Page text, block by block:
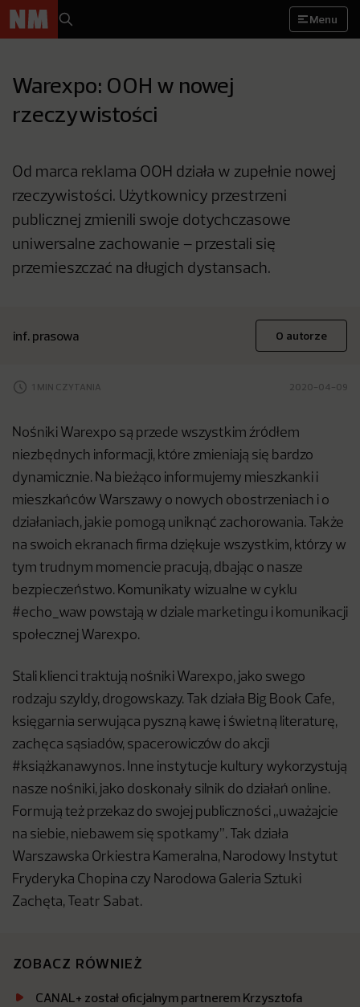
Menu
Warexpo: OOH w nowej
rzeczywistości
Od marca reklama OOH działa w zupełnie nowej
rzeczywistości. Użytkownicy przestrzeni
publicznej zmienili swoje dotychczasowe
uniwersalne zachowanie – przestali się
przemieszczać na długich dystansach.
inf. prasowa O autorze
1 MIN CZYTANIA 2020-04-09
Nośniki Warexpo są przede wszystkim źródłem
niezbędnych informacji, które zmieniają się bardzo
dynamicznie. Na bieżąco informujemy mieszkanki i
mieszkańców Warszawy o nowych obostrzeniach i o
działaniach, jakie pomogą uniknąć zachorowania. Także
na swoich ekranach firma dziękuje wszystkim, którzy w
tym trudnym momencie pracują, dbając o nasze
bezpieczeństwo. Komunikaty wizualne w cyklu
#echo_waw powstają w dziale marketingu i komunikacji
społecznej Warexpo.
Stali klienci traktują nośniki Warexpo, jako swego
rodzaju szyldy, drogowskazy. Tak działa Big Book Cafe,
księgarnia serwująca pyszną kawę i świetną literaturę,
zachęca sąsiadów, spacerowiczów do akcji
#książkanawynos. Inne instytucje kultury wykorzystują
nasze nośniki, jako doskonały silnik do działań online.
Formują też przekaz do swojej publiczności „uważajcie
na siebie, niebawem się spotkamy”. Tak działa
Warszawska Orkiestra Kameralna, Narodowy Instytut
Fryderyka Chopina czy Narodowa Galeria Sztuki
Zachęta, Teatr Sabat.
ZOBACZ RÓWNIEŻ
CANAL+ został oficjalnym partnerem Krzysztofa